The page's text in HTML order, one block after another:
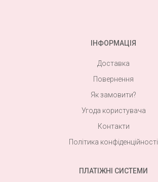
ІНФОРМАЦІЯ
Доставка
Повернення
Як замовити?
Угода користувача
Контакти
Політика конфіденційності
ПЛАТІЖНІ СИСТЕМИ